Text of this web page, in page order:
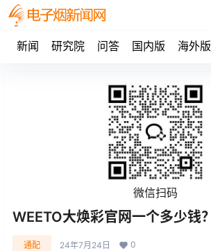
新闻 研究院 问答 国内版 海外版
微信扫码
WEETO大焕彩官网一个多少钱？
通配 24年7月24日 0